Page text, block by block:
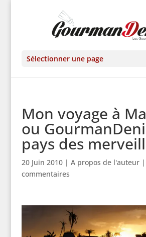
Sélectionner une page
Mon voyage à
ou
pays des
20 Juin 2010| A propos de l'auteur|
commentaires